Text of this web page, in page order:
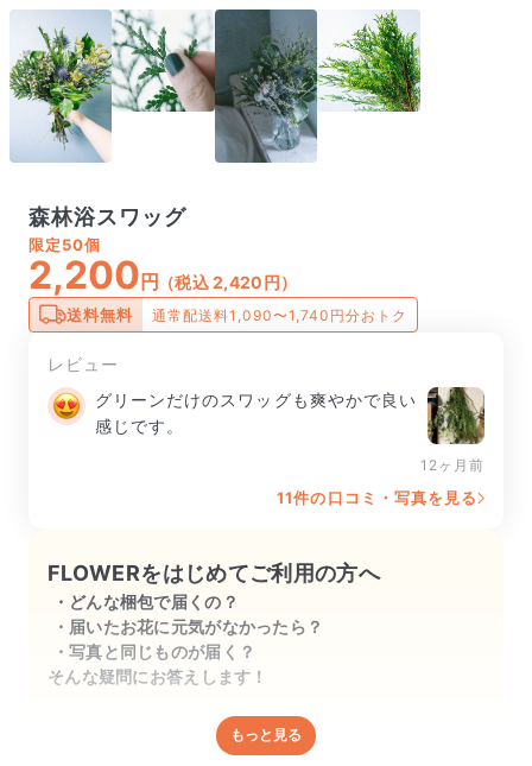
森林浴スワッグ
限定50個
2,200 円 （税込 2,420円）
送料無料 通常配送料1,090〜1,740円分おトク
レビュー
グリーンだけのスワッグも爽やかで良い
感じです。
12ヶ月前
11件の口コミ・写真を見る
FLOWERをはじめてご利用の方へ
どんな梱包で届くの？
届いたお花に元気がなかったら？
写真と同じものが届く？
そんな疑問にお答えします！
どんな梱包で届くの？
もっと見る